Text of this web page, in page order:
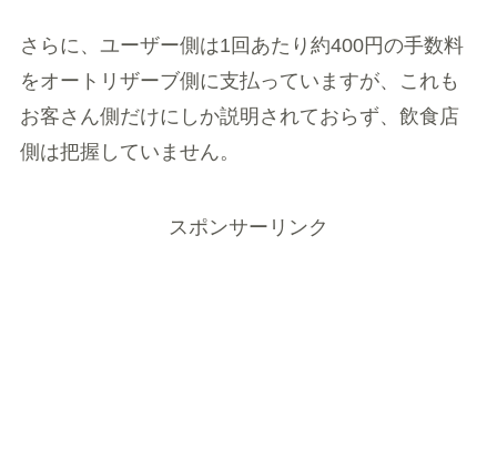
さらに、ユーザー側は1回あたり約400円の手数料
をオートリザーブ側に支払っていますが、これも
お客さん側だけにしか説明されておらず、飲食店
側は把握していません。
スポンサーリンク